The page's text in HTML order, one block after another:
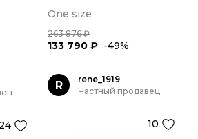
One size
263 876 ₽
133 790 ₽ -49%
24
R
rene_1919
Частный продавец
10